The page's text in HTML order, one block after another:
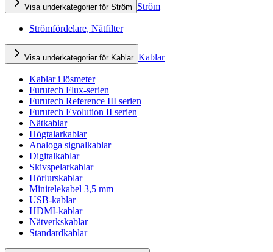
Visa underkategorier för Ström Ström
Strömfördelare, Nätfilter
Visa underkategorier för Kablar Kablar
Kablar i lösmeter
Furutech Flux-serien
Furutech Reference III serien
Furutech Evolution II serien
Nätkablar
Högtalarkablar
Analoga signalkablar
Digitalkablar
Skivspelarkablar
Hörlurskablar
Minitelekabel 3,5 mm
USB-kablar
HDMI-kablar
Nätverkskablar
Standardkablar